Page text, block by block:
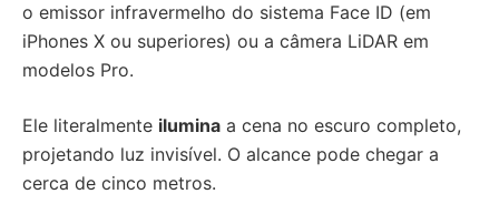
o emissor infravermelho do sistema Face ID (em
iPhones X ou superiores) ou a câmera LiDAR em
modelos Pro.
Ele literalmente ilumina a cena no escuro completo,
projetando luz invisível. O alcance pode chegar a
cerca de cinco metros.